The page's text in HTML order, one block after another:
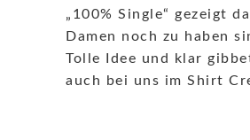
„100% Single“ gezeigt
Damen noch zu haben
Tolle Idee und klar
auch bei uns im Shirt